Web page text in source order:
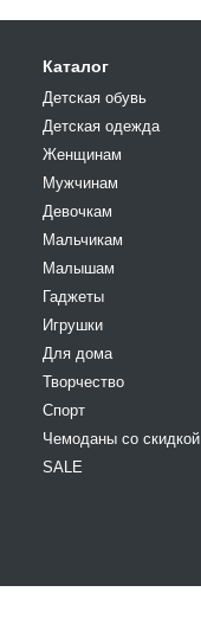
Каталог
Детская обувь
Детская одежда
Женщинам
Мужчинам
Девочкам
Мальчикам
Малышам
Гаджеты
Игрушки
Для дома
Творчество
Спорт
Чемоданы со скидкой
SALE